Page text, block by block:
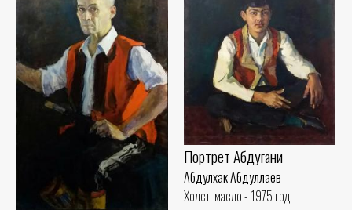
Портрет Абдугани
Абдулхак Абдуллаев
Холст, масло - 1975 год